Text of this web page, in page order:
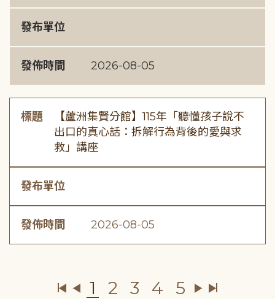
發布單位
發佈時間 2026-08-05
標題
【蘆洲集賢分館】115年「聽懂孩子說不
出口的真心話：拆解行為背後的愛與求
救」講座
發布單位
發佈時間 2026-08-05
1 2 3 4 5